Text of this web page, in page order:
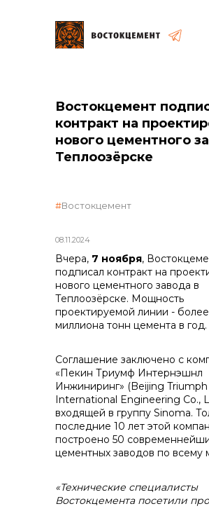
Закупки
общая информация
объявленные закупки
реализация
контакты отдела
Контакты
Востокцемент
контракт на
нового цементного
Теплоозёрске
08.11.2024
Востокцемент
Вчера, 7 ноября,
подписал контракт на
нового цементного завода в
Теплоозёрске. Мощность
проектируемой линии - более
миллиона тонн цемента в год.
Соглашение заключено с
«Пекин Триумф Интернэшнл
Инжиниринг» (Beijing Triumph
International Engineering Co.,
входящей в группу Sinoma.
последние 10 лет этой
построено 50
цементных заводов по всему
«Технические специалисты
Востокцемента посетили